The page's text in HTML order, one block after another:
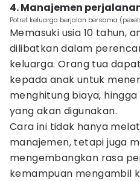
4. Manajemen
Potret keluarga berjalan bersama
Memasuki usia 10 tahun,
dilibatkan dalam
keluarga. Orang tua
kepada anak untuk
menghitung biaya,
yang akan digunakan.
Cara ini tidak hanya
manajemen, tetapi juga
mengembangkan rasa
kemampuan mengambil